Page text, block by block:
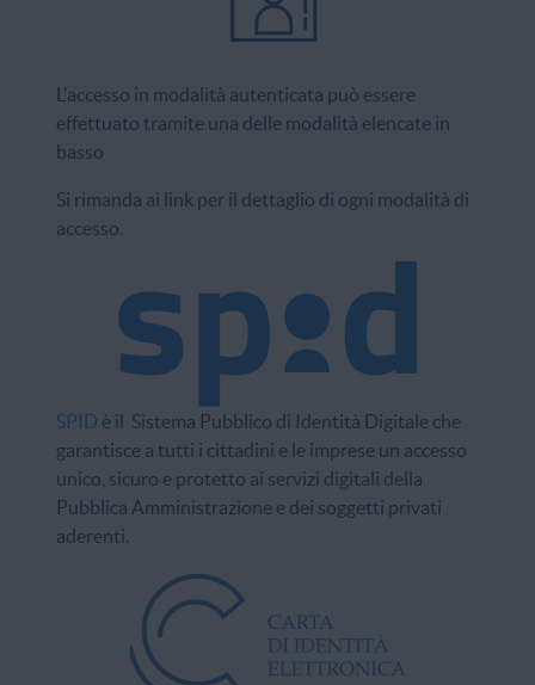
L'accesso in modalità autenticata può essere
effettuato tramite una delle modalità elencate in
basso
Si rimanda ai link per il dettaglio di ogni modalità di
accesso.
SPID è il Sistema Pubblico di Identità Digitale che
garantisce a tutti i cittadini e le imprese un accesso
unico, sicuro e protetto ai servizi digitali della
Pubblica Amministrazione e dei soggetti privati
aderenti.